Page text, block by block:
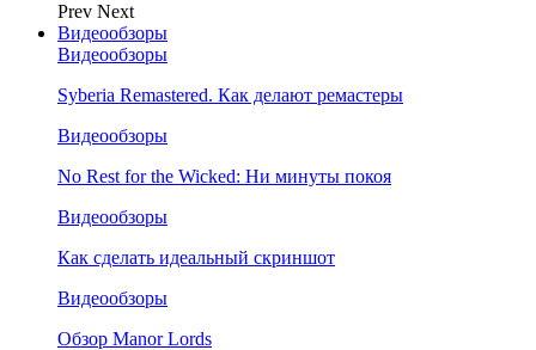
Prev Next
Видеообзоры
Видеообзоры
Syberia Remastered. Как делают ремастеры
Видеообзоры
No Rest for the Wicked: Ни минуты покоя
Видеообзоры
Как сделать идеальный скриншот
Видеообзоры
Обзор Manor Lords